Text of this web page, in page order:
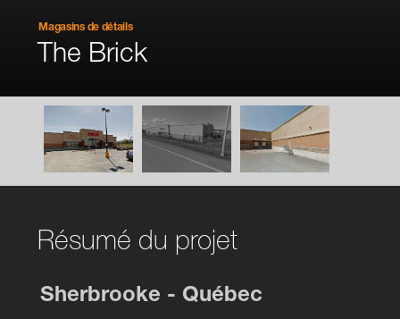
Magasins de détails
The Brick
Résumé du projet
Sherbrooke - Québec